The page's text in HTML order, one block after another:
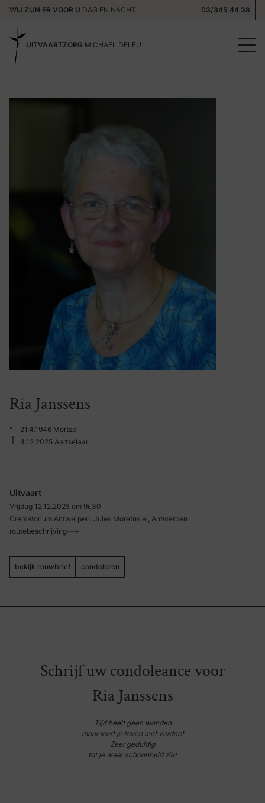
WIJ ZIJN ER VOOR U DAG EN NACHT 03/345 44 38
UITVAARTZORG MICHAEL DELEU
Ria Janssens
°
21.4.1946 Mortsel
4.12.2025 Aartselaar
Uitvaart
Vrijdag 12.12.2025 om 9u30
Crematorium Antwerpen, Jules Moretuslei, Antwerpen
routebeschrijving
bekijk rouwbrief condoleren
Schrijf uw condoleance voor
Ria Janssens
Tijd heelt geen wonden
maar leert je leven met verdriet
Zeer geduldig
tot je weer schoonheid ziet